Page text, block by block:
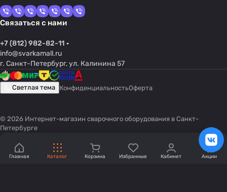
Связаться с нами
+7 (812) 982-82-11
info@svarkamall.ru
г. Санкт-Петербург, ул. Калинина 57
Светлая тема КонфиденциальностьОферта
© 2026 Интернет-магазин сварочного оборудования в Санкт-
Петербурге
Главная Каталог Корзина Избранные Кабинет Акции